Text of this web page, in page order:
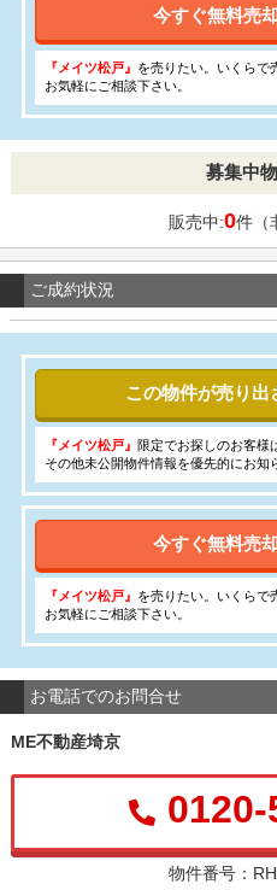
今すぐ無料売
『メイツ松戸』 を売りたい。いくらで
お気軽にご相談下さい。
募集中
販売中:0件（
ご成約状況
この物件が売り出
『メイツ松戸』 限定でお探しのお客様
その他未公開物件情報を優先的にお知
今すぐ無料売
『メイツ松戸』 を売りたい。いくらで
お気軽にご相談下さい。
お電話でのお問合せ
ME不動産埼京
物件番号：